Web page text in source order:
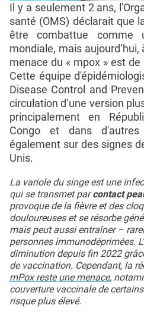
Il y a seulement 2 ans,
santé (OMS) déclarait que
être combattue comme
mondiale, mais
menace du « mpox » est de
Cette équipe
Disease Control and
circulation d’une version
principalement en
Congo et dans
également sur des signes
Unis.
La variole du singe est une
qui se transmet parcontact
provoque de la fièvre et des
douloureuses et se résorbe
mais peut aussi entraîner –
personnes immunodéprimées.
diminution depuis fin 2022
de vaccination. Cependant, la
mPox reste une menace,
couverture vaccinale de
risque plus élevé.